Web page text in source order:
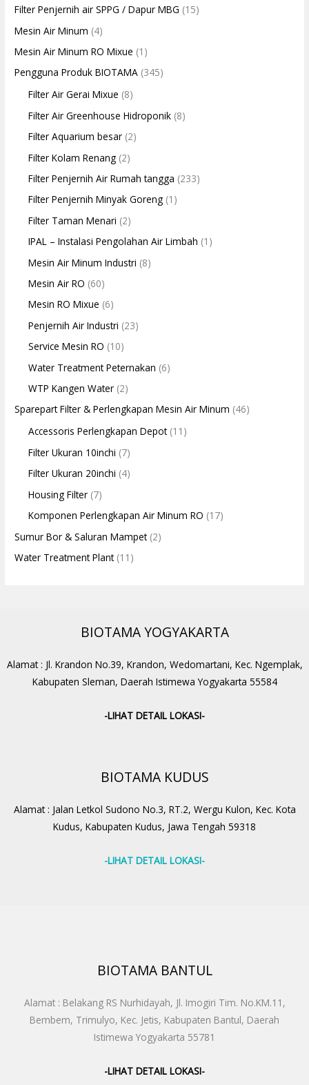
Filter Penjernih air SPPG / Dapur MBG (15)
Mesin Air Minum (4)
Mesin Air Minum RO Mixue (1)
Pengguna Produk BIOTAMA (345)
Filter Air Gerai Mixue (8)
Filter Air Greenhouse Hidroponik (8)
Filter Aquarium besar (2)
Filter Kolam Renang (2)
Filter Penjernih Air Rumah tangga (233)
Filter Penjernih Minyak Goreng (1)
Filter Taman Menari (2)
IPAL – Instalasi Pengolahan Air Limbah (1)
Mesin Air Minum Industri (8)
Mesin Air RO (60)
Mesin RO Mixue (6)
Penjernih Air Industri (23)
Service Mesin RO (10)
Water Treatment Peternakan (6)
WTP Kangen Water (2)
Sparepart Filter & Perlengkapan Mesin Air Minum (46)
Accessoris Perlengkapan Depot(11)
Filter Ukuran 10inchi (7)
Filter Ukuran 20inchi (4)
Housing Filter (7)
Komponen Perlengkapan Air Minum RO (17)
Sumur Bor & Saluran Mampet(2)
Water Treatment Plant(11)
BIOTAMA YOGYAKARTA
Alamat : Jl. Krandon No.39, Krandon, Wedomartani, Kec. Ngemplak,
Kabupaten Sleman, Daerah Istimewa Yogyakarta 55584
-LIHAT DETAIL LOKASI-
BIOTAMA KUDUS
Alamat : Jalan Letkol Sudono No.3, RT.2, Wergu Kulon, Kec. Kota
Kudus, Kabupaten Kudus, Jawa Tengah 59318
-LIHAT DETAIL LOKASI-
BIOTAMA BANTUL
Alamat : Belakang RS Nurhidayah, Jl. Imogiri Tim. No.KM.11,
Bembem, Trimulyo, Kec. Jetis, Kabupaten Bantul, Daerah
Istimewa Yogyakarta 55781
-LIHAT DETAIL LOKASI-